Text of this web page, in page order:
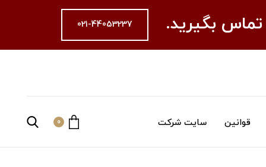
بگیرید. 021-44053237
قوانین سایت شرکت 0